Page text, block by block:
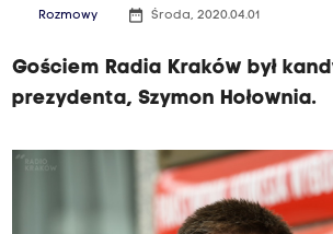
Rozmowy date_range Środa, 2020.04.01
Gościem Radia Kraków był
prezydenta, Szymon Hołownia.